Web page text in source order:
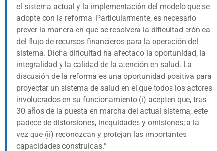
el sistema actual y la implementación del modelo que se
adopte con la reforma. Particularmente, es necesario
prever la manera en que se resolverá la dificultad crónica
del flujo de recursos financieros para la operación del
sistema. Dicha dificultad ha afectado la oportunidad, la
integralidad y la calidad de la atención en salud. La
discusión de la reforma es una oportunidad positiva para
proyectar un sistema de salud en el que todos los actores
involucrados en su funcionamiento (i) acepten que, tras
30 años de la puesta en marcha del actual sistema, este
padece de distorsiones, inequidades y omisiones; a la
vez que (ii) reconozcan y protejan las importantes
capacidades construidas.